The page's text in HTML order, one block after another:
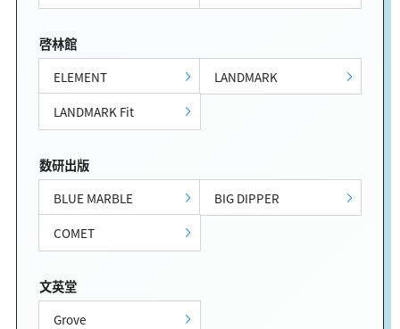
啓林館
ELEMENT
LANDMARK
LANDMARK Fit
数研出版
BLUE MARBLE
BIG DIPPER
COMET
文英堂
Grove